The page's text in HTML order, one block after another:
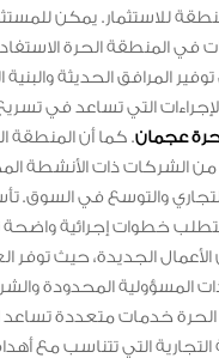
للاستثمار. يمكن
في المنطقة الحرة
المرافق الحديثة والبنية
التي تساعد في
عجمان. كما أن المنطقة
الشركات ذات الأنشطة
والتوسع في السوق.
خطوات إجرائية
الجديدة، حيث توفر
المسؤولية المحدودة
خدمات متعددة تساعد
التي تتناسب مع